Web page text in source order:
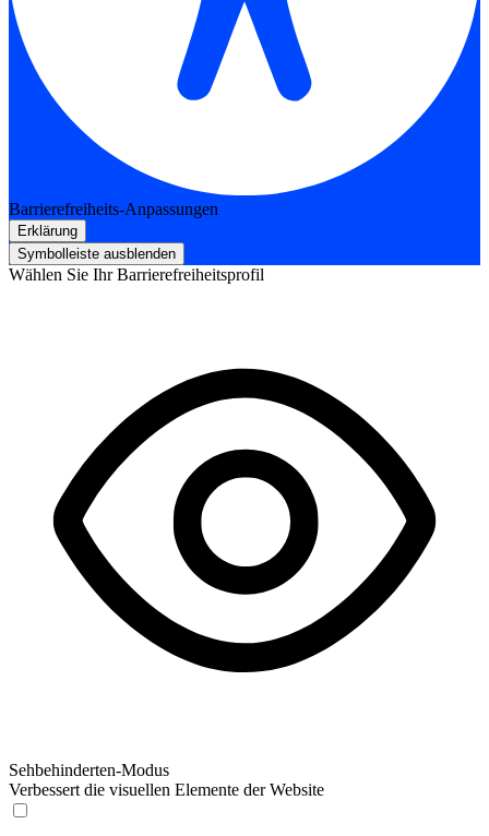
Barrierefreiheits-Anpassungen
Erklärung
Symbolleiste ausblenden
Wählen Sie Ihr Barrierefreiheitsprofil
Sehbehinderten-Modus
Verbessert die visuellen Elemente der Website